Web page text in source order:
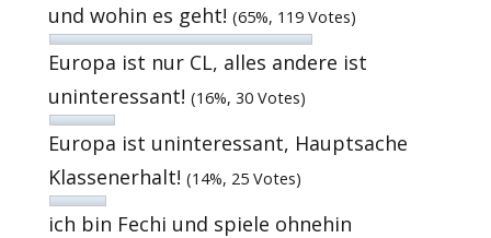
und wohin es geht!(65%, 119 Votes)
Europa ist nur CL, alles andere ist
uninteressant!(16%, 30 Votes)
Europa ist uninteressant, Hauptsache
Klassenerhalt!(14%, 25 Votes)
ich bin Fechi und spiele ohnehin